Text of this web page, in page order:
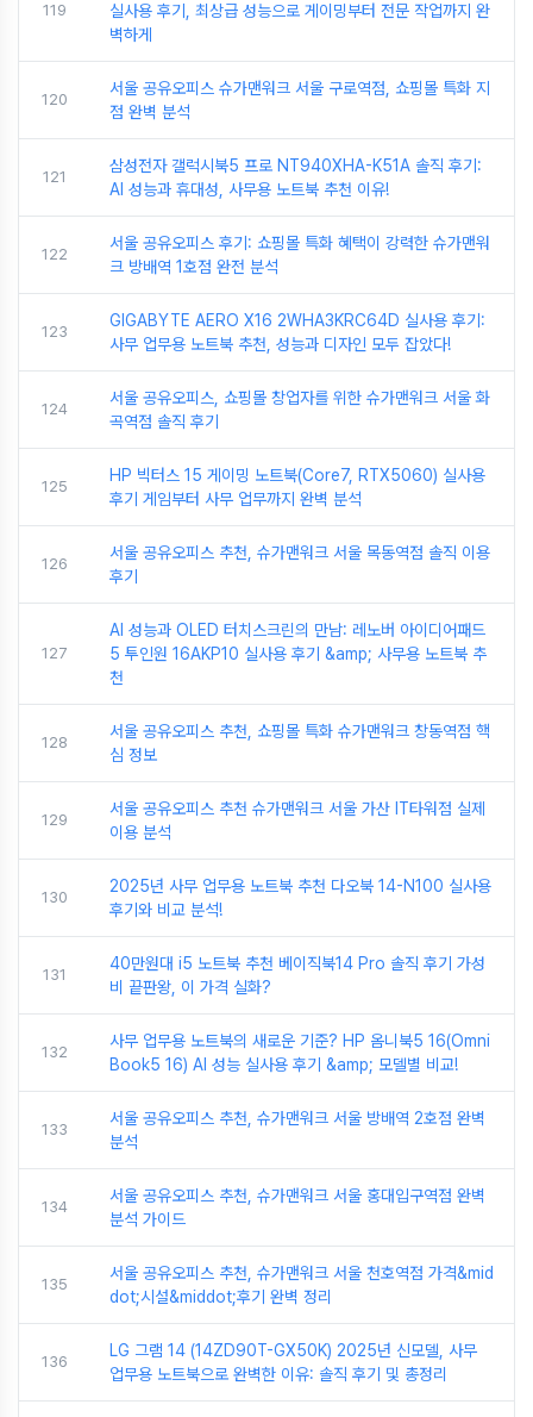
119
실사용 후기, 최상급 성능으로 게이밍부터 전문 작업까지 완
벽하게
120
서울 공유오피스 슈가맨워크 서울 구로역점, 쇼핑몰 특화 지
점 완벽 분석
121
삼성전자 갤럭시북5 프로 NT940XHA-K51A 솔직 후기:
AI 성능과 휴대성, 사무용 노트북 추천 이유!
122
서울 공유오피스 후기: 쇼핑몰 특화 혜택이 강력한 슈가맨워
크 방배역 1호점 완전 분석
123
GIGABYTE AERO X16 2WHA3KRC64D 실사용 후기:
사무 업무용 노트북 추천, 성능과 디자인 모두 잡았다!
124
서울 공유오피스, 쇼핑몰 창업자를 위한 슈가맨워크 서울 화
곡역점 솔직 후기
125
HP 빅터스 15 게이밍 노트북(Core7, RTX5060) 실사용
후기 게임부터 사무 업무까지 완벽 분석
126
서울 공유오피스 추천, 슈가맨워크 서울 목동역점 솔직 이용
후기
127
AI 성능과 OLED 터치스크린의 만남: 레노버 아이디어패드
5 투인원 16AKP10 실사용 후기 &amp; 사무용 노트북 추
천
128
서울 공유오피스 추천, 쇼핑몰 특화 슈가맨워크 창동역점 핵
심 정보
129
서울 공유오피스 추천 슈가맨워크 서울 가산 IT타워점 실제
이용 분석
130
2025년 사무 업무용 노트북 추천 다오북 14-N100 실사용
후기와 비교 분석!
131
40만원대 i5 노트북 추천 베이직북14 Pro 솔직 후기 가성
비 끝판왕, 이 가격 실화?
132
사무 업무용 노트북의 새로운 기준? HP 옴니북5 16(Omni
Book5 16) AI 성능 실사용 후기 &amp; 모델별 비교!
133
서울 공유오피스 추천, 슈가맨워크 서울 방배역 2호점 완벽
분석
134
서울 공유오피스 추천, 슈가맨워크 서울 홍대입구역점 완벽
분석 가이드
135
서울 공유오피스 추천, 슈가맨워크 서울 천호역점 가격&mid
dot;시설&middot;후기 완벽 정리
136
LG 그램 14 (14ZD90T-GX50K) 2025년 신모델, 사무
업무용 노트북으로 완벽한 이유: 솔직 후기 및 총정리